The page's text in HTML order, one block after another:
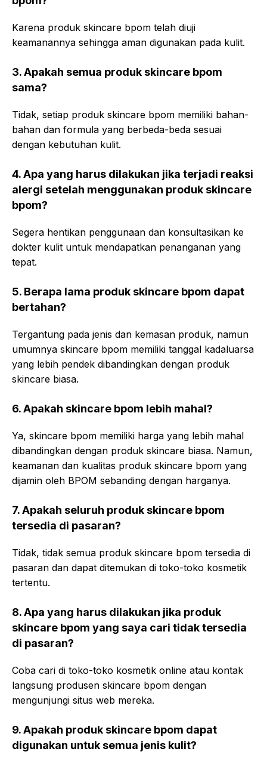
Karena produk skincare bpom telah diuji
keamanannya sehingga aman digunakan pada kulit.
3. Apakah semua produk skincare bpom
sama?
Tidak, setiap produk skincare bpom memiliki bahan-
bahan dan formula yang berbeda-beda sesuai
dengan kebutuhan kulit.
4. Apa yang harus dilakukan jika terjadi reaksi
alergi setelah menggunakan produk skincare
bpom?
Segera hentikan penggunaan dan konsultasikan ke
dokter kulit untuk mendapatkan penanganan yang
tepat.
5. Berapa lama produk skincare bpom dapat
bertahan?
Tergantung pada jenis dan kemasan produk, namun
umumnya skincare bpom memiliki tanggal kadaluarsa
yang lebih pendek dibandingkan dengan produk
skincare biasa.
6. Apakah skincare bpom lebih mahal?
Ya, skincare bpom memiliki harga yang lebih mahal
dibandingkan dengan produk skincare biasa. Namun,
keamanan dan kualitas produk skincare bpom yang
dijamin oleh BPOM sebanding dengan harganya.
7. Apakah seluruh produk skincare bpom
tersedia di pasaran?
Tidak, tidak semua produk skincare bpom tersedia di
pasaran dan dapat ditemukan di toko-toko kosmetik
tertentu.
8. Apa yang harus dilakukan jika produk
skincare bpom yang saya cari tidak tersedia
di pasaran?
Coba cari di toko-toko kosmetik online atau kontak
langsung produsen skincare bpom dengan
mengunjungi situs web mereka.
9. Apakah produk skincare bpom dapat
digunakan untuk semua jenis kulit?